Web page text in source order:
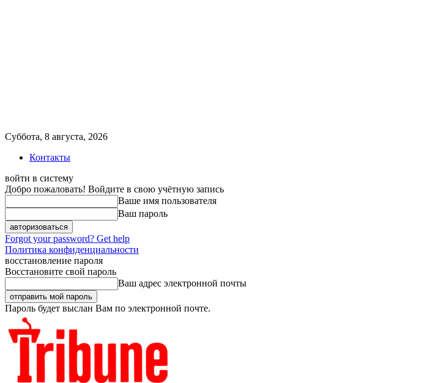
Суббота, 8 августа, 2026
Контакты
войти в систему
Добро пожаловать! Войдите в свою учётную запись
Ваше имя пользователя
Ваш пароль
Forgot your password? Get help
Политика конфиденциальности
восстановление пароля
Восстановите свой пароль
Ваш адрес электронной почты
Пароль будет выслан Вам по электронной почте.